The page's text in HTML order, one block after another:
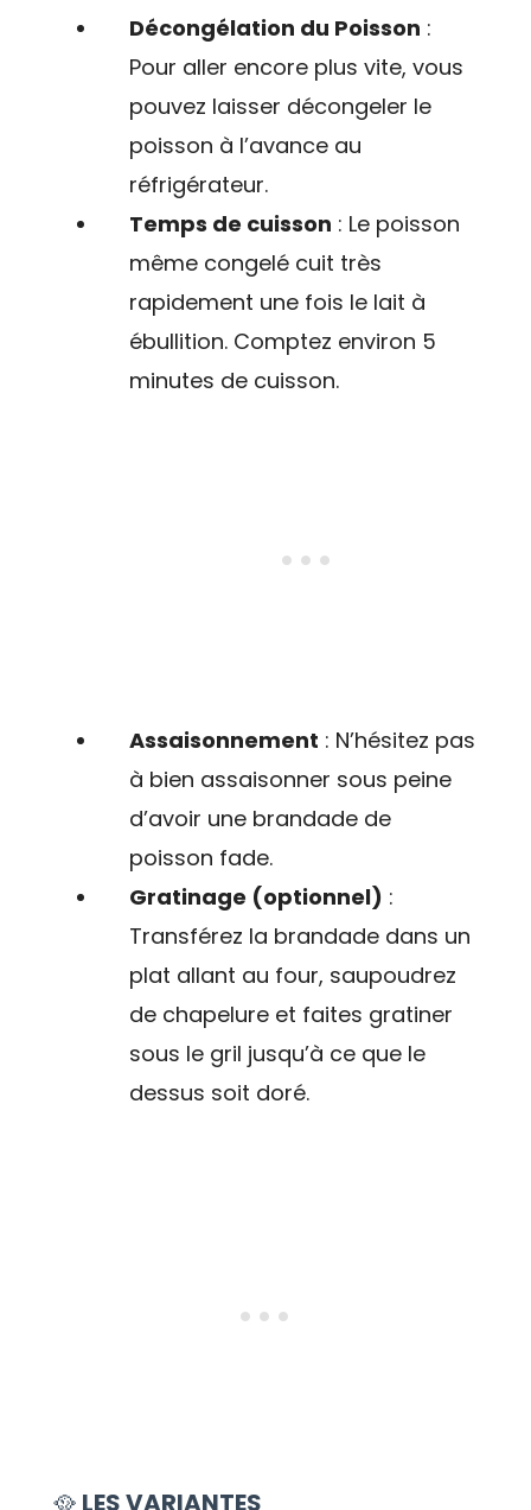
Décongélation du Poisson :
Pour aller encore plus vite, vous
pouvez laisser décongeler le
poisson à l’avance au
réfrigérateur.
Temps de cuisson : Le poisson
même congelé cuit très
rapidement une fois le lait à
ébullition. Comptez environ 5
minutes de cuisson.
Assaisonnement : N’hésitez pas
à bien assaisonner sous peine
d’avoir une brandade de
poisson fade.
Gratinage (optionnel) :
Transférez la brandade dans un
plat allant au four, saupoudrez
de chapelure et faites gratiner
sous le gril jusqu’à ce que le
dessus soit doré.
🥘 LES VARIANTES